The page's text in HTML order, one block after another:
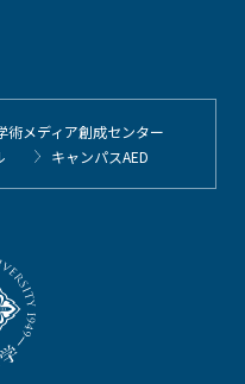
術メディア創成センター
キャンパスAED